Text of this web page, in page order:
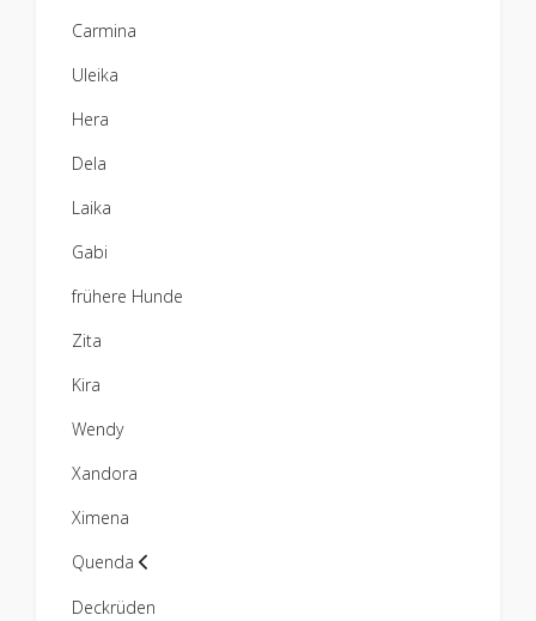
Carmina
Uleika
Hera
Dela
Laika
Gabi
frühere Hunde
Zita
Kira
Wendy
Xandora
Ximena
Quenda
Deckrüden